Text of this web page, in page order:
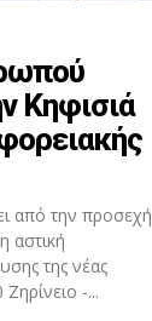
Κηφισιά
από την προσεχή
αστική
της νέας
-...